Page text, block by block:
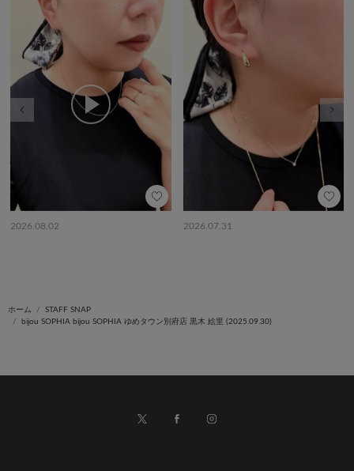
2026.08.02 2026.07.31
次の
ホーム
STAFF SNAP
bijou SOPHIA bijou SOPHIA ゆめタウン別府店 黒木 絵里 (2025.09.30)